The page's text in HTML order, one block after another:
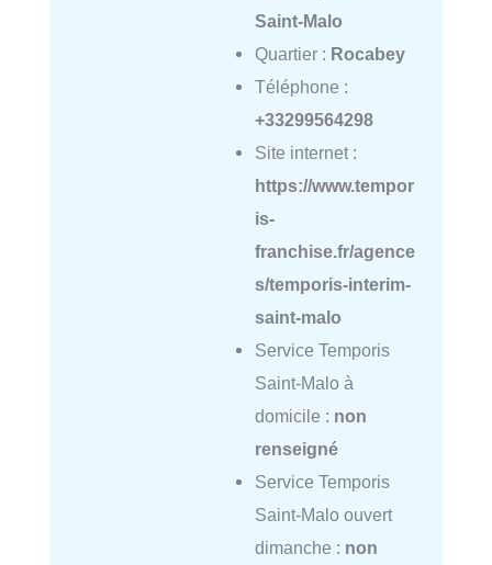
Saint-Malo
Quartier : Rocabey
Téléphone :
+33299564298
Site internet :
https://www.tempor
is-
franchise.fr/agence
s/temporis-interim-
saint-malo
Service Temporis
Saint-Malo à
domicile : non
renseigné
Service Temporis
Saint-Malo ouvert
dimanche : non